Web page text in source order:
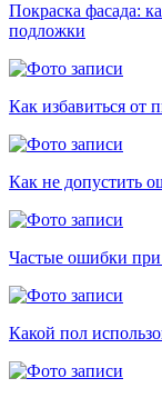
Покраска фасада:
подложки
Как избавиться от
Как не допустить
Частые ошибки при
Какой пол